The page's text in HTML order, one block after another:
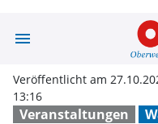
menu
Veranstaltungen
Veröffentlicht am
13:16